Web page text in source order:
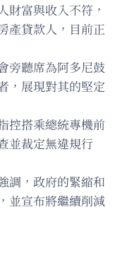
財富與收入不符，
產貸款人，目前正
旁聽席為阿多尼鼓
，展現對其的堅定
控搭乘總統專機前
並裁定無違規行
調，政府的緊縮和
並宣布將繼續削減